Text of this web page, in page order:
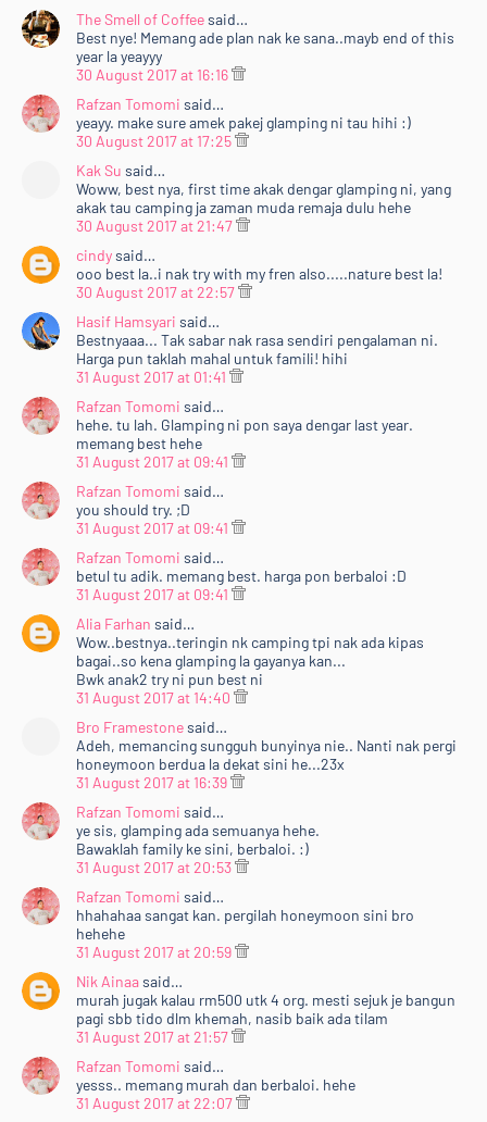
The Smell of Coffeesaid…
Best nye! Memang ade plan nak ke sana..mayb end of this
year la yeayyy
30 August 2017 at 16:16
Rafzan Tomomi said…
yeayy. make sure amek pakej glamping ni tau hihi :)
30 August 2017 at 17:25
Kak Su said…
Woww, best nya, first time akak dengar glamping ni, yang
akak tau camping ja zaman muda remaja dulu hehe
30 August 2017 at 21:47
cindysaid…
ooo best la..i nak try with my fren also.....nature best la!
30 August 2017 at 22:57
Hasif Hamsyari said…
Bestnyaaa... Tak sabar nak rasa sendiri pengalaman ni.
Harga pun taklah mahal untuk famili! hihi
31 August 2017 at 01:41
Rafzan Tomomi said…
hehe. tu lah. Glamping ni pon saya dengar last year.
memang best hehe
31 August 2017 at 09:41
Rafzan Tomomi said…
you should try. ;D
31 August 2017 at 09:41
Rafzan Tomomi said…
betul tu adik. memang best. harga pon berbaloi :D
31 August 2017 at 09:41
Alia Farhan said…
Wow..bestnya..teringin nk camping tpi nak ada kipas
bagai..so kena glamping la gayanya kan...
Bwk anak2 try ni pun best ni
31 August 2017 at 14:40
Bro Framestonesaid…
Adeh, memancing sungguh bunyinya nie.. Nanti nak pergi
honeymoon berdua la dekat sini he...23x
31 August 2017 at 16:39
Rafzan Tomomi said…
ye sis, glamping ada semuanya hehe.
Bawaklah family ke sini, berbaloi. :)
31 August 2017 at 20:53
Rafzan Tomomi said…
hhahahaa sangat kan. pergilah honeymoon sini bro
hehehe
31 August 2017 at 20:59
Nik Ainaasaid…
murah jugak kalau rm500 utk 4 org. mesti sejuk je bangun
pagi sbb tido dlm khemah, nasib baik ada tilam
31 August 2017 at 21:57
Rafzan Tomomi said…
yesss.. memang murah dan berbaloi. hehe
31 August 2017 at 22:07